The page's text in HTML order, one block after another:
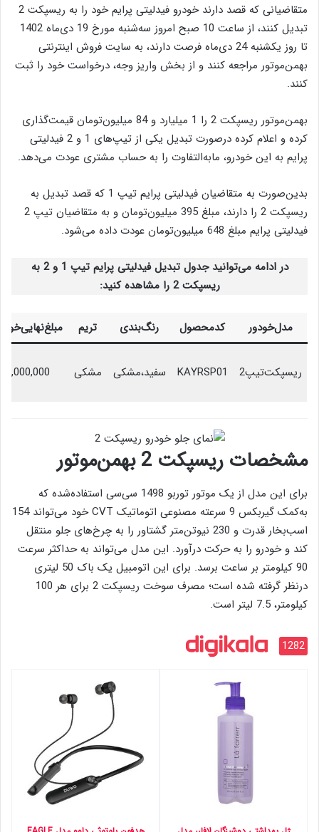
متقاضیانی که قصد دارند خودرو فیدلیتی پرایم خود را به ریسپکت 2
تبدیل کنند، از ساعت 10 صبح امروز سه‌شنبه مورخ 19 دی‌ماه 1402
تا روز یکشنبه 24 دی‌ماه فرصت دارند، به سایت فروش اینترنتی
بهمن‌موتور مراجعه کنند و از بخش واریز وجه، درخواست خود را ثبت
کنند.
بهمن‌موتور ریسپکت 2 را 1 میلیارد و 84 میلیون‌تومان قیمت‌گذاری
کرده و اعلام کرده درصورت تبدیل یکی از تیپ‌های 1 و 2 فیدلیتی
پرایم به این خودرو، مابه‌التفاوت را به حساب مشتری عودت می‌دهد.
بدین‌صورت به متقاضیان فیدلیتی پرایم تیپ 1 که قصد تبدیل به
ریسپکت 2 را دارند، مبلغ 395 میلیون‌تومان و به متقاضیان تیپ 2
فیدلیتی پرایم مبلغ 648 میلیون‌تومان عودت داده می‌شود.
در ادامه می‌توانید جدول تبدیل فیدلیتی پرایم تیپ 1 و 2 به
ریسپکت 2 را مشاهده کنید:
مدل‌خودور کدمحصول رنگ‌بندی تریم
ریسپکت‌تیپ2 KAYRSP01 سفید،مشکی مشکی
مشخصات ریسپکت 2 بهمن‌موتور
برای این مدل از یک موتور توربو 1498 سی‌سی استفاده‌شده که
به‌کمک گیربکس 9 سرعته مصنوعی اتوماتیک CVT خود می‌تواند 154
اسب‌بخار قدرت و 230 نیوتن‌متر گشتاور را به چرخ‌های جلو منتقل
کند و خودرو را به حرکت درآورد. این مدل می‌تواند به حداکثر سرعت
90 کیلومتر بر ساعت برسد. برای این اتومبیل یک باک 50 لیتری
درنظر گرفته شده است؛ مصرف سوخت ریسپکت 2 برای هر 100
کیلومتر، 7.5 لیتر است.
1282